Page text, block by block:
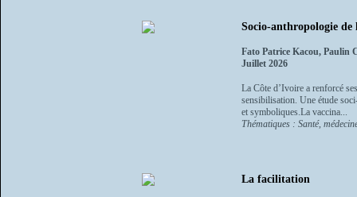
Socio-anthropologie de
Fato Patrice Kacou, Paulin
Juillet 2026
La Côte d’Ivoire a renforcé
sensibilisation. Une étude
et symboliques.La vaccina...
Thématiques : Santé,
La facilitation